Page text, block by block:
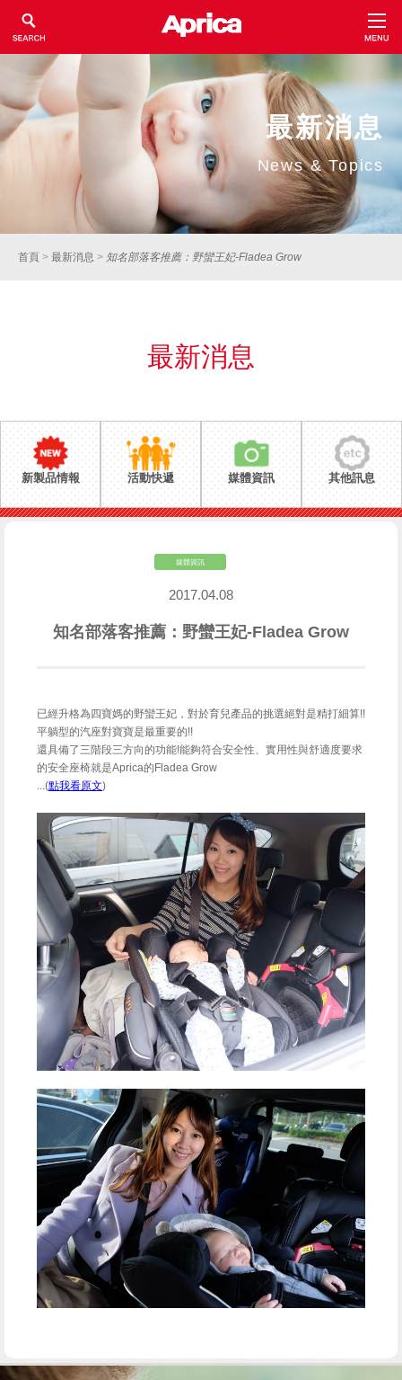
最新消息
News & Topics
首頁 > 最新消息 > 知名部落客推薦：野蠻王妃-Fladea Grow
最新消息
新製品情報 活動快遞 媒體資訊 其他訊息
媒體資訊
2017.04.08
知名部落客推薦：野蠻王妃-Fladea Grow
已經升格為四寶媽的野蠻王妃，對於育兒產品的挑選絕對是精打細算!!
平躺型的汽座對寶寶是最重要的!!
還具備了三階段三方向的功能!能夠符合安全性、實用性與舒適度要求
的安全座椅就是Aprica的Fladea Grow
...(點我看原文)